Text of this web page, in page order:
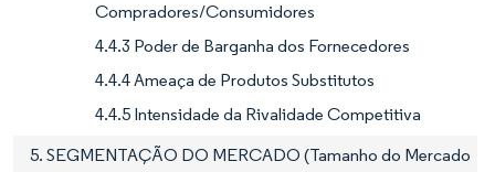
Compradores/Consumidores
4.4.3 Poder de Barganha dos Fornecedores
4.4.4 Ameaça de Produtos Substitutos
4.4.5 Intensidade da Rivalidade Competitiva
5. SEGMENTAÇÃO DO MERCADO (Tamanho do Mercado